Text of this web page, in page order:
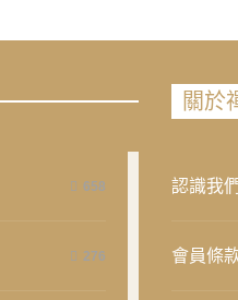
658
276
關於
認識我
會員條